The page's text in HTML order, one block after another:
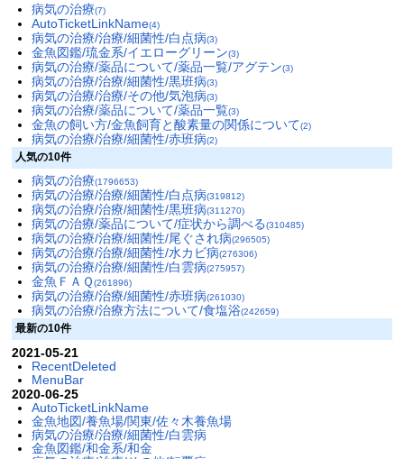
病気の治療(7)
AutoTicketLinkName(4)
病気の治療/治療/細菌性/白点病(3)
金魚図鑑/琉金系/イエローグリーン(3)
病気の治療/薬品について/薬品一覧/アグテン(3)
病気の治療/治療/細菌性/黒班病(3)
病気の治療/治療/その他/気泡病(3)
病気の治療/薬品について/薬品一覧(3)
金魚の飼い方/金魚飼育と酸素量の関係について(2)
病気の治療/治療/細菌性/赤班病(2)
人気の10件
病気の治療(1796653)
病気の治療/治療/細菌性/白点病(319812)
病気の治療/治療/細菌性/黒班病(311270)
病気の治療/薬品について/症状から調べる(310485)
病気の治療/治療/細菌性/尾ぐされ病(296505)
病気の治療/治療/細菌性/水カビ病(276306)
病気の治療/治療/細菌性/白雲病(275957)
金魚ＦＡＱ(261896)
病気の治療/治療/細菌性/赤班病(261030)
病気の治療/治療方法について/食塩浴(242659)
最新の10件
2021-05-21
RecentDeleted
MenuBar
2020-06-25
AutoTicketLinkName
金魚地図/養魚場/関東/佐々木養魚場
病気の治療/治療/細菌性/白雲病
金魚図鑑/和金系/和金